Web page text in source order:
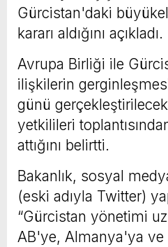
Gürcistan'daki
kararı aldığını açıkladı.
Avrupa Birliği ile
ilişkilerin
günü
yetkilileri
attığını belirtti.
Bakanlık, sosyal
(eski adıyla Twitter)
“Gürcistan yönetimi
AB'ye, Almanya'ya